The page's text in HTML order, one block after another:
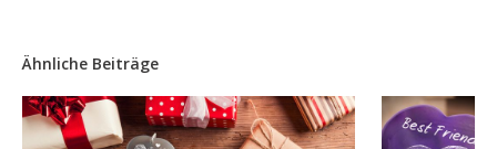
Ähnliche Beiträge